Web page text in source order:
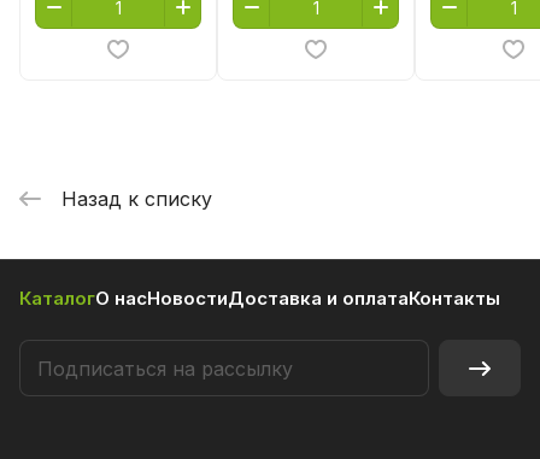
Назад к списку
КаталогО насНовостиДоставка и оплатаКонтакты